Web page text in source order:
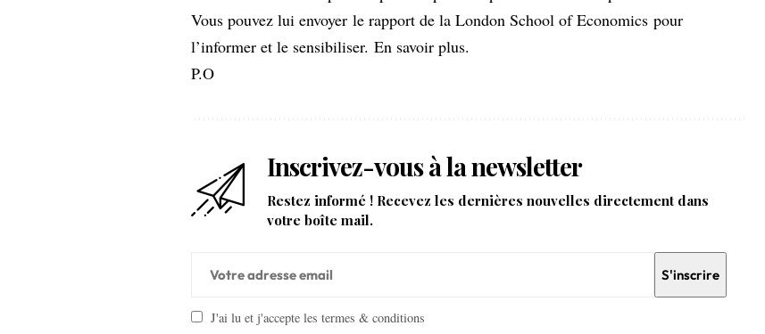
Vous pouvez lui envoyer le rapport de la London School of Economics pour
l’informer et le sensibiliser.En savoir plus.
P.O
Inscrivez-vous à la newsletter
Restez informé ! Recevez les dernières nouvelles directement dans
votre boîte mail.
J'ai lu et j'accepte les termes & conditions